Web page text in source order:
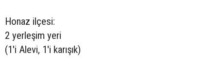
Honaz ilçesi:
2 yerleşim yeri
(1'i Alevi, 1'i karışık)